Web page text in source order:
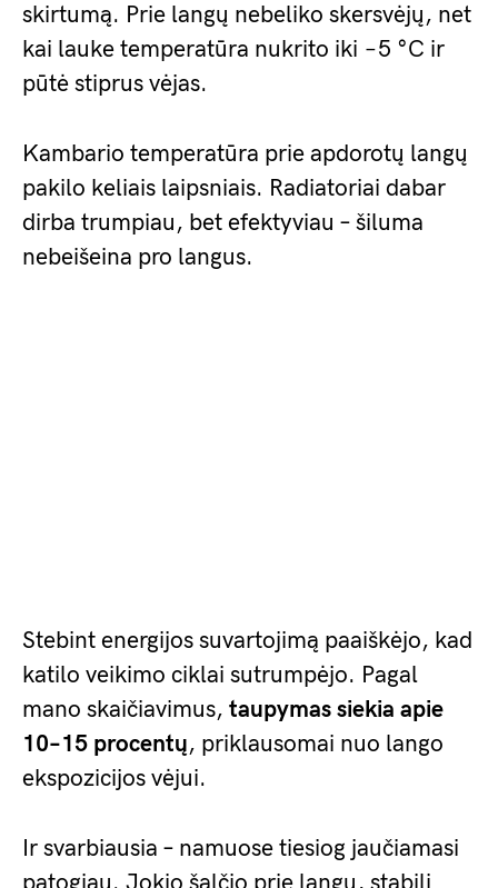
skirtumą. Prie langų nebeliko skersvėjų, net
kai lauke temperatūra nukrito iki −5 °C ir
pūtė stiprus vėjas.
Kambario temperatūra prie apdorotų langų
pakilo keliais laipsniais. Radiatoriai dabar
dirba trumpiau, bet efektyviau – šiluma
nebeišeina pro langus.
Stebint energijos suvartojimą paaiškėjo, kad
katilo veikimo ciklai sutrumpėjo. Pagal
mano skaičiavimus, taupymas siekia apie
10–15 procentų, priklausomai nuo lango
ekspozicijos vėjui.
Ir svarbiausia – namuose tiesiog jaučiamasi